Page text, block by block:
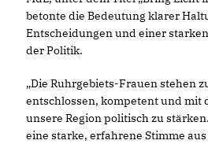
betonte die Bedeutung klarer
Entscheidungen und einer
der Politik.
Die Ruhrgebiets-Frauen stehen
entschlossen, kompetent und mit
unsere Region politisch zu
eine starke, erfahrene Stimme